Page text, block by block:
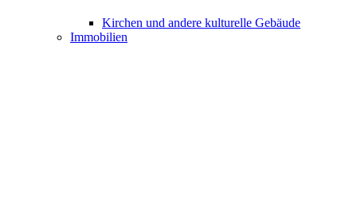
Kirchen und andere kulturelle Gebäude
Immobilien